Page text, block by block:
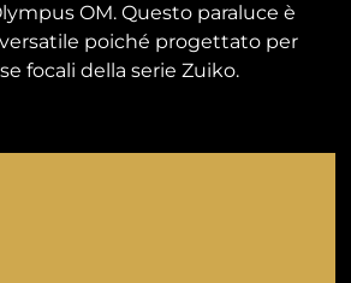
OM. Questo paraluce è
poiché progettato per
focali della serie Zuiko.